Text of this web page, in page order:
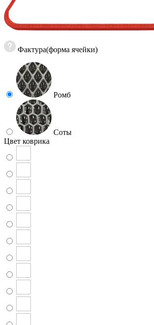
Фактура(форма ячейки)
Ромб
Соты
Цвет коврика